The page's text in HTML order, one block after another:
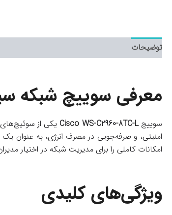
توضیحات
معرفی سوییچ شبکه
سوییچCisco WS-C2960-8TC-L یکی از
امنیتی، و صرفه‌جویی در مصرف انرژی، به عنوان
امکانات کاملی را برای مدیریت شبکه در اختیار
ویژگی‌های کلیدی